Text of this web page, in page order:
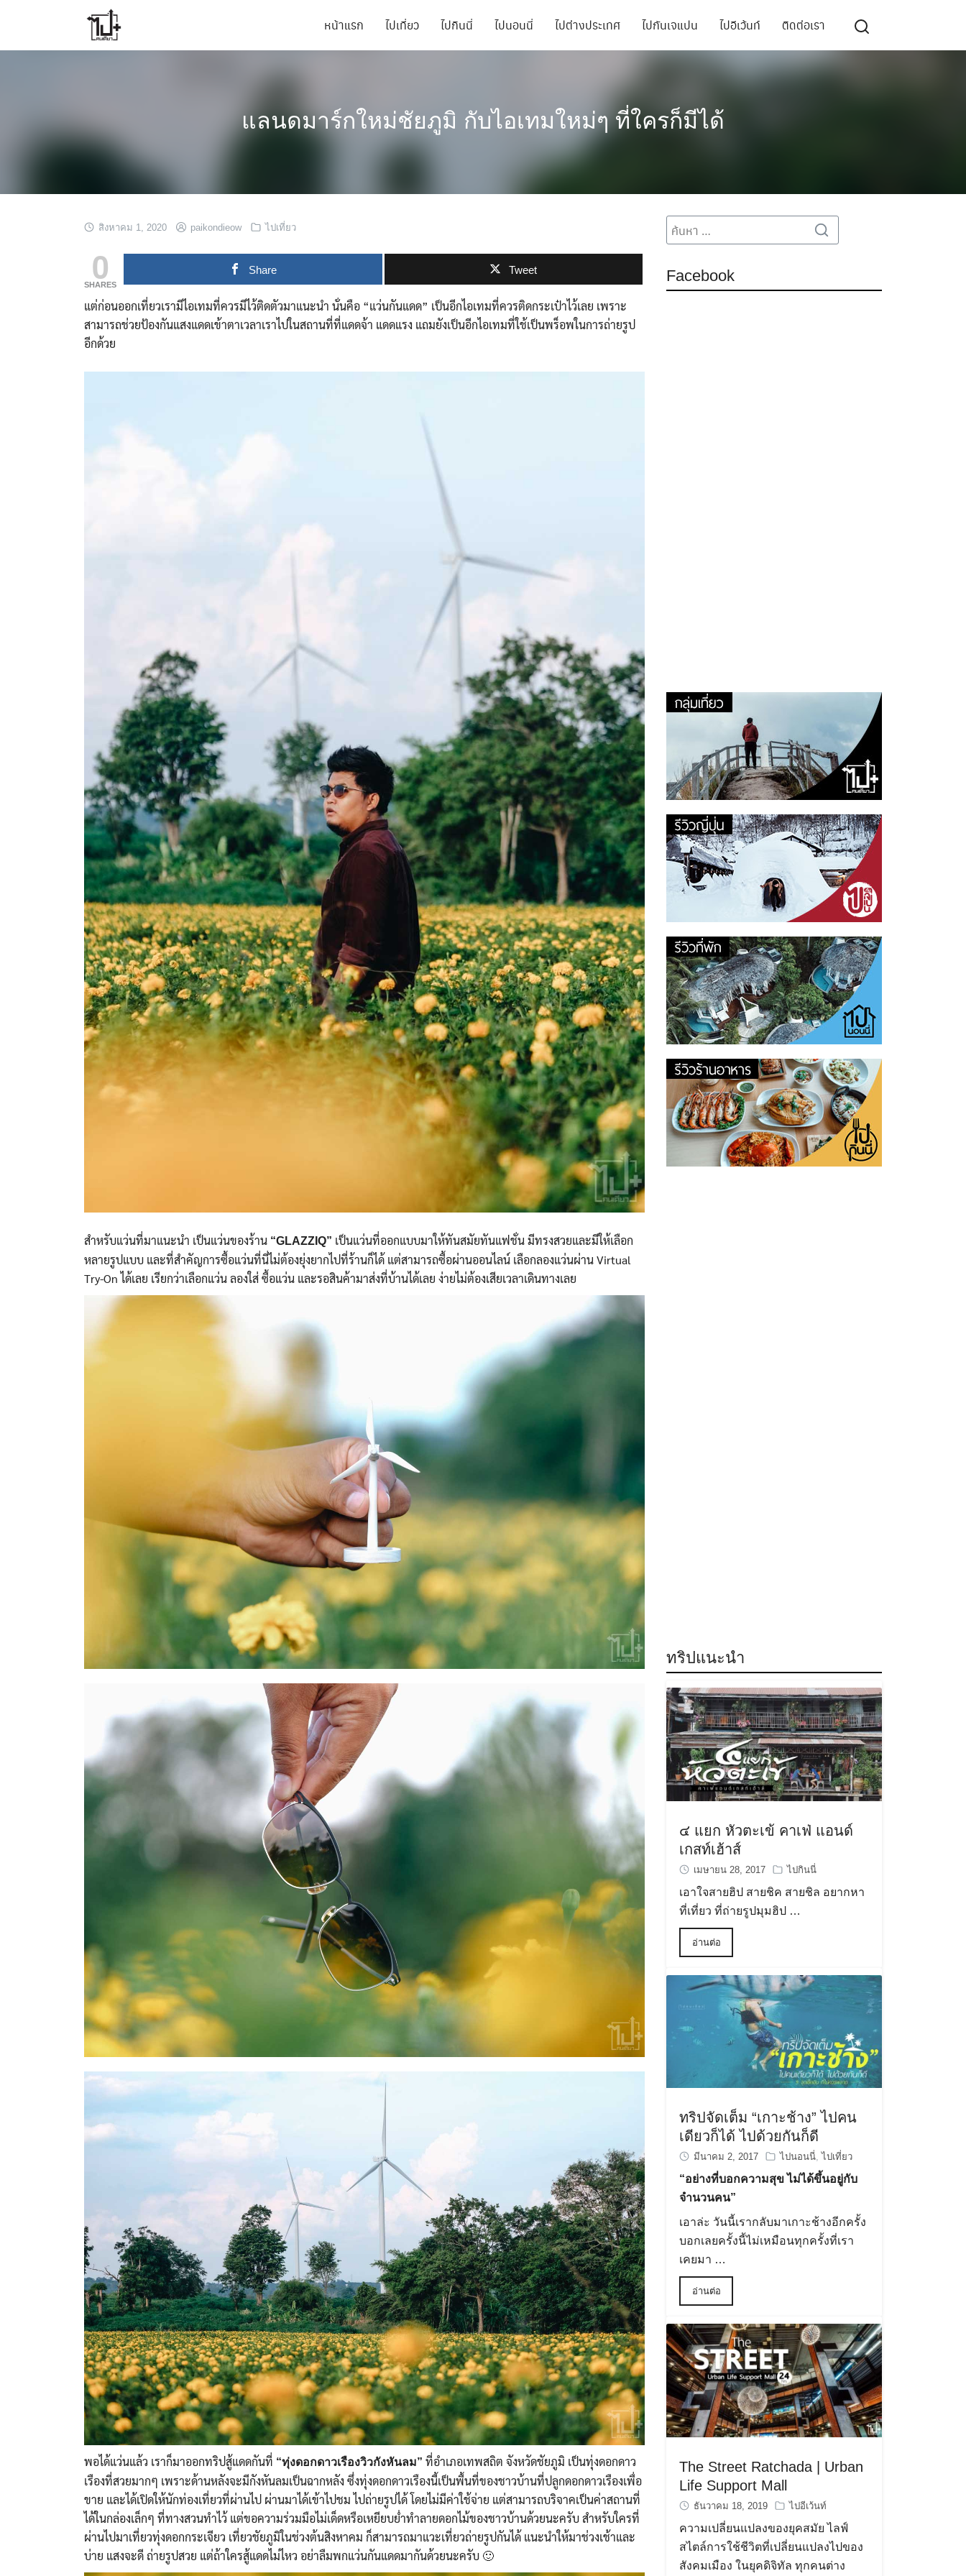
หน้าแรก ไปเที่ยว ไปกินนี่ ไปนอนนี่ ไปต่างประเทศ ไปกันเจแปน ไปอีเว้นท์ ติดต่อเรา
Search
for:
แลนดมาร์กใหม่ชัยภูมิ กับไอเทมใหม่ๆ ที่ใครก็มีได้
สิงหาคม 1, 2020 paikondieow ไปเที่ยว
0
SHARES
Share Tweet
แต่ก่อนออกเที่ยวเรามีไอเทมที่ควรมีไว้ติดตัวมาแนะนำ นั่นคือ “แว่นกันแดด” เป็นอีกไอเทมที่ควรติดกระเป๋าไว้เลย เพราะ
สามารถช่วยป้องกันแสงแดดเข้าตาเวลาเราไปในสถานที่ที่แดดจ้า แดดแรง แถมยังเป็นอีกไอเทมที่ใช้เป็นพร็อพในการถ่ายรูป
อีกด้วย
สำหรับแว่นที่มาแนะนำ เป็นแว่นของร้าน “GLAZZIQ” เป็นแว่นที่ออกแบบมาให้ทันสมัยทันแฟชั่น มีทรงสวยและมีให้เลือก
หลายรูปแบบ และที่สำคัญการซื้อแว่นที่นี่ไม่ต้องยุ่งยากไปที่ร้านก็ได้ แต่สามารถซื้อผ่านออนไลน์ เลือกลองแว่นผ่าน Virtual
Try-On ได้เลย เรียกว่าเลือกแว่น ลองใส่ ซื้อแว่น และรอสินค้ามาส่งที่บ้านได้เลย ง่ายไม่ต้องเสียเวลาเดินทางเลย
พอได้แว่นแล้ว เราก็มาออกทริปสู้แดดกันที่ “ทุ่งดอกดาวเรืองวิวกังหันลม” ที่อำเภอเทพสถิต จังหวัดชัยภูมิ เป็นทุ่งดอกดาว
เรืองที่สวยมากๆ เพราะด้านหลังจะมีกังหันลมเป็นฉากหลัง ซึ่งทุ่งดอกดาวเรืองนี้เป็นพื้นที่ของชาวบ้านที่ปลูกดอกดาวเรืองเพื่อ
ขาย และได้เปิดให้นักท่องเที่ยวที่ผ่านไป ผ่านมาได้เข้าไปชม ไปถ่ายรูปได้ โดยไม่มีค่าใช้จ่าย แต่สามารถบริจาคเป็นค่าสถานที่
ได้ในกล่องเล็กๆ ที่ทางสวนทำไว้ แต่ขอความร่วมมือไม่เด็ดหรือเหยียบย่ำทำลายดอกไม้ของชาวบ้านด้วยนะครับ สำหรับใครที่
ผ่านไปมาเที่ยวทุ่งดอกกระเจียว เที่ยวชัยภูมิในช่วงต้นสิงหาคม ก็สามารถมาแวะเที่ยวถ่ายรูปกันได้ แนะนำให้มาช่วงเช้าและ
บ่าย แสงจะดี ถ่ายรูปสวย แต่ถ้าใครสู้แดดไม่ไหว อย่าลืมพกแว่นกันแดดมากันด้วยนะครับ 🙂
Search
for:
Search
Facebook
ทริปแนะนำ
๔ แยก หัวตะเข้ คาเฟ่ แอนด์
เกสท์เฮ้าส์
เมษายน 28, 2017 ไปกินนี่
เอาใจสายฮิป สายชิค สายชิล อยากหา
ที่เที่ยว ที่ถ่ายรูปมุมฮิป …
อ่านต่อ
ทริปจัดเต็ม “เกาะช้าง” ไปคน
เดียวก็ได้ ไปด้วยกันก็ดี
มีนาคม 2, 2017 ไปนอนนี่,ไปเที่ยว
“อย่างที่บอกความสุข ไม่ได้ขึ้นอยู่กับ
จำนวนคน”
เอาล่ะ วันนี้เรากลับมาเกาะช้างอีกครั้ง
บอกเลยครั้งนี้ไม่เหมือนทุกครั้งที่เรา
เคยมา …
อ่านต่อ
The Street Ratchada | Urban
Life Support Mall
ธันวาคม 18, 2019 ไปอีเว้นท์
ความเปลี่ยนแปลงของยุคสมัย ไลฟ์
สไตล์การใช้ชีวิตที่เปลี่ยนแปลงไปของ
สังคมเมือง ในยุคดิจิทัล ทุกคนต่าง